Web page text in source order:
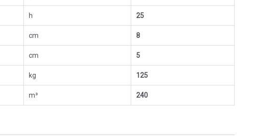
h 25
cm 8
cm 5
kg 125
m³ 240